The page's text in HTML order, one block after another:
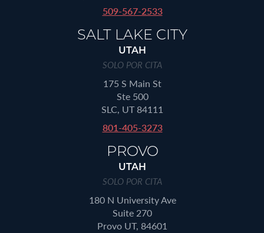
509-567-2533
SALT LAKE CITY
UTAH
SOLO POR CITA
175 S Main St
Ste 500
SLC, UT 84111
801-405-3273
PROVO
UTAH
SOLO POR CITA
180 N University Ave
Suite 270
Provo UT, 84601